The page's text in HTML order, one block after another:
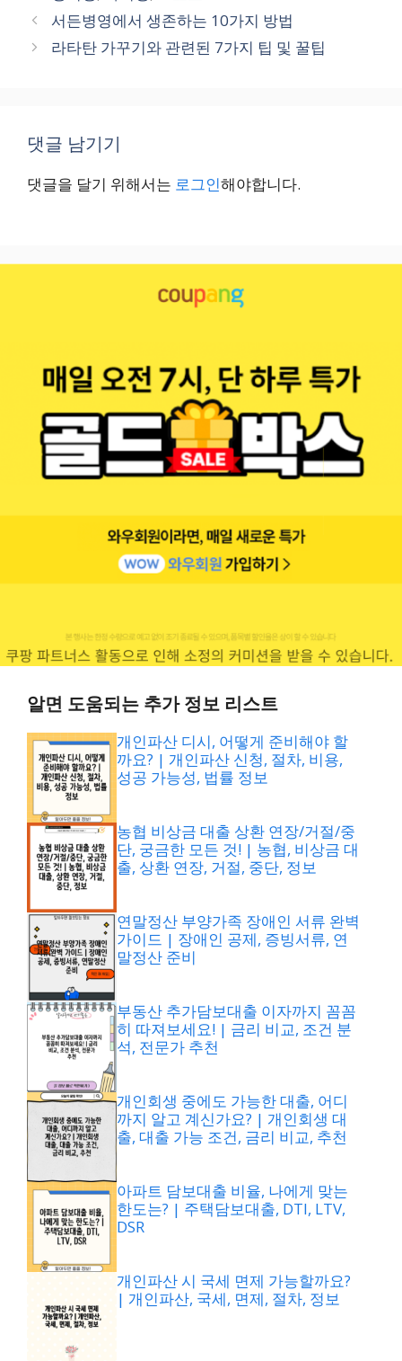
고
리
그
서든병영에서 생존하는 10가지 방법
라타탄 가꾸기와 관련된 7가지 팁 및 꿀팁
댓글 남기기
댓글을 달기 위해서는 로그인해야합니다.
알면 도움되는 추가 정보 리스트
개인파산 디시, 어떻게 준비해야 할
까요? | 개인파산 신청, 절차, 비용,
성공 가능성, 법률 정보
농협 비상금 대출 상환 연장/거절/중
단, 궁금한 모든 것! | 농협, 비상금 대
출, 상환 연장, 거절, 중단, 정보
연말정산 부양가족 장애인 서류 완벽
가이드 | 장애인 공제, 증빙서류, 연
말정산 준비
부동산 추가담보대출 이자까지 꼼꼼
히 따져보세요! | 금리 비교, 조건 분
석, 전문가 추천
개인회생 중에도 가능한 대출, 어디
까지 알고 계신가요? | 개인회생 대
출, 대출 가능 조건, 금리 비교, 추천
아파트 담보대출 비율, 나에게 맞는
한도는? | 주택담보대출, DTI, LTV,
DSR
개인파산 시 국세 면제 가능할까요?
| 개인파산, 국세, 면제, 절차, 정보